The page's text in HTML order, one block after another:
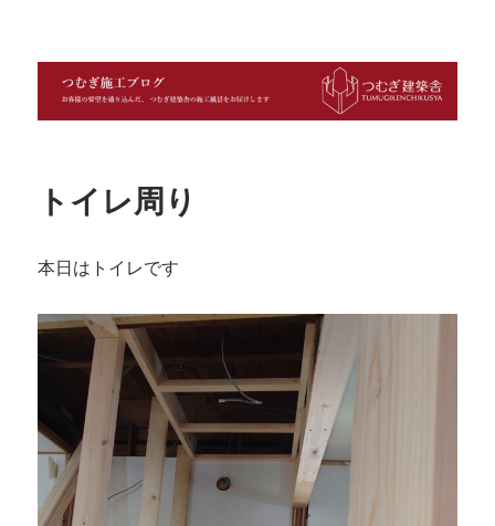
つむぎ施工ブログ
トイレ周り
本日はトイレです